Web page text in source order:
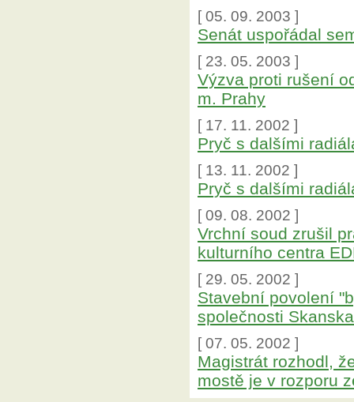
[ 05. 09. 2003 ]
Senát uspořádal
[ 23. 05. 2003 ]
Výzva proti rušení
m. Prahy
[ 17. 11. 2002 ]
Pryč s dalšími
[ 13. 11. 2002 ]
Pryč s dalšími
[ 09. 08. 2002 ]
Vrchní soud zrušil
kulturního centra
[ 29. 05. 2002 ]
Stavební povolení
společnosti
[ 07. 05. 2002 ]
Magistrát rozhodl,
mostě je v rozporu